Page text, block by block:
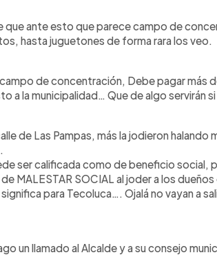
que ante esto que parece campo de
hasta juguetones de forma rara los veo.
de concentración, Debe pagar más
a la municipalidad… Que de algo servirán
de Las Pampas, más la jodieron halando
ser calificada como de beneficio social,
MALESTAR SOCIAL al joder a los
para Tecoluca…. Ojalá no vayan a
un llamado al Alcalde y a su consejo